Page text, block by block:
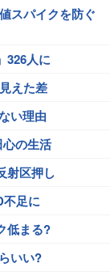
スパイクを防ぐ
326人に
えた差
い理由
の生活
射区押し
不足に
低まる?
いい?